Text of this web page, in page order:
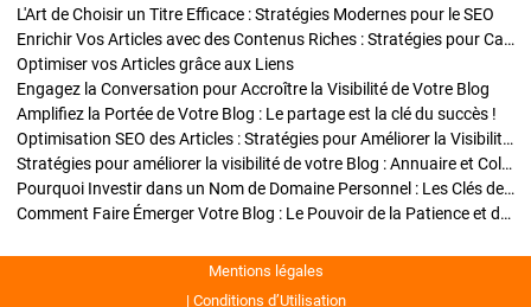
L'Art de Choisir un Titre Efficace : Stratégies Modernes pour le SEO
Enrichir Vos Articles avec des Contenus Riches : Stratégies pour Captiver et Optimiser
Optimiser vos Articles grâce aux Liens
Engagez la Conversation pour Accroître la Visibilité de Votre Blog
Amplifiez la Portée de Votre Blog : Le partage est la clé du succès !
Optimisation SEO des Articles : Stratégies pour Améliorer la Visibilité de Votre Blog
Stratégies pour améliorer la visibilité de votre Blog : Annuaire et Collaborations
Pourquoi Investir dans un Nom de Domaine Personnel : Les Clés de la Réussite de Votre Blog
Comment Faire Émerger Votre Blog : Le Pouvoir de la Patience et de la Persévérance
Mentions légales
Conditions d’Utilisation